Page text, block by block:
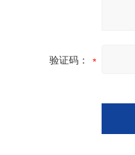
验证码：